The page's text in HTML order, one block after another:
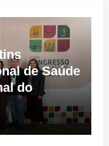
de Saúde
do